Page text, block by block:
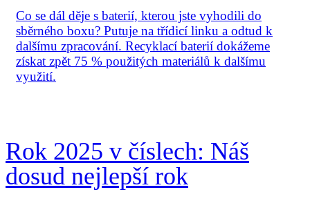
Co se dál děje s baterií, kterou jste vyhodili do
sběrného boxu? Putuje na třídicí linku a odtud k
dalšímu zpracování. Recyklací baterií dokážeme
získat zpět 75 % použitých materiálů k dalšímu
využití.
Rok 2025 v číslech: Náš
dosud nejlepší rok